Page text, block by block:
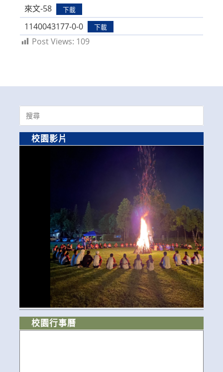
來文-58 下載
1140043177-0-0 下載
Post Views: 109
Search
for:
校園影片
校園行事曆